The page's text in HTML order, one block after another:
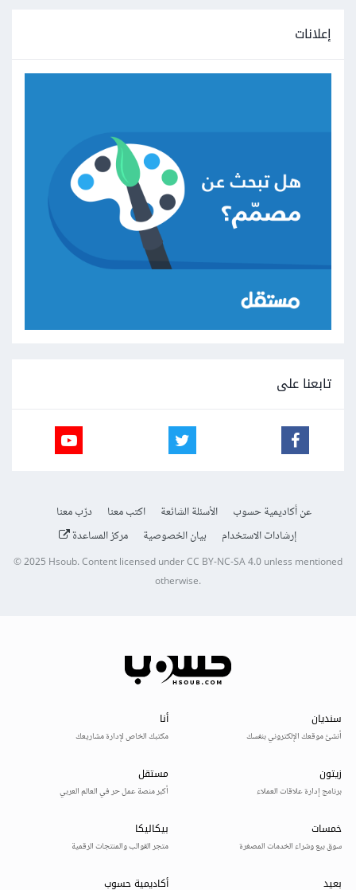
إعلانات
تابعنا على
عن أكاديمية حسوب الأسئلة الشائعة اكتب معنا
درّب معنا
إرشادات الاستخدام
بيان الخصوصية مركز المساعدة
© 2025Hsoub.Content licensed underCC BY-NC-SA 4.0unless mentioned
otherwise.